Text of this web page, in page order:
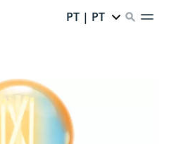
PT | PT